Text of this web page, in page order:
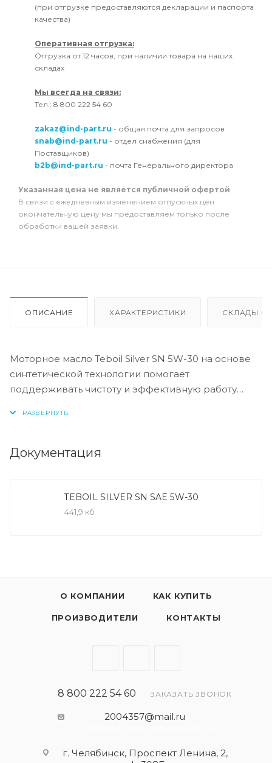
(при отгрузке предоставляются декларации и паспорта
качества)
Оперативная отгрузка:
Отгрузка от 12 часов, при наличии товара на наших
складах
Мы всегда на связи:
Тел.: 8 800 222 54 60
zakaz@ind-part.ru - общая почта для запросов
snab@ind-part.ru - отдел снабжения (для
Поставщиков)
b2b@ind-part.ru - почта Генерального директора
Указанная цена не является публичной офертой
В связи с ежедневным изменением отпускных цен
окончательную цену мы предоставляем только после
обработки вашей заявки.
ОПИСАНИЕ ХАРАКТЕРИСТИКИ СКЛАДЫ
Моторное масло Teboil Silver SN 5W-30 на основе
синтетической технологии помогает
поддерживать чистоту и эффективную работу
защиту от износа. Улучшенная защита при низких
Области применения
Рекомендовано к всесезонному применению в
Документация
TEBOIL SILVER SN SAE 5W-30
441,9 кб
О КОМПАНИИ КАК КУПИТЬ
ПРОИЗВОДИТЕЛИ КОНТАКТЫ
8 800 222 54 60 ЗАКАЗАТЬ ЗВОНОК
2004357@mail.ru
г. Челябинск, Проспект Ленина, 2,